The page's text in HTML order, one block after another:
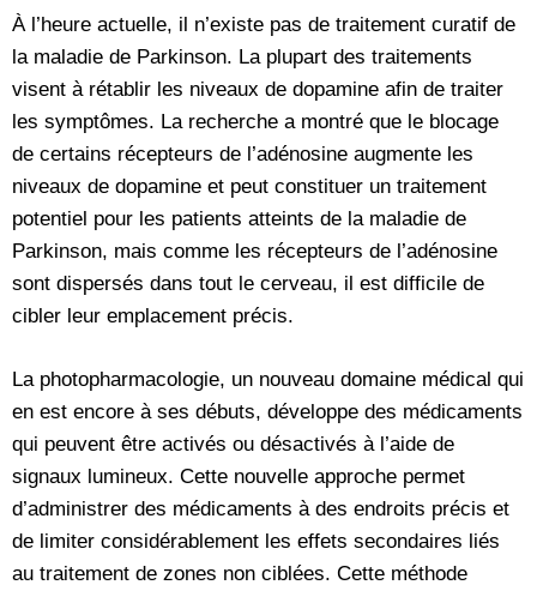
À l’heure actuelle, il n’existe pas de traitement curatif de
la maladie de Parkinson. La plupart des traitements
visent à rétablir les niveaux de dopamine afin de traiter
les symptômes. La recherche a montré que le blocage
de certains récepteurs de l’adénosine augmente les
niveaux de dopamine et peut constituer un traitement
potentiel pour les patients atteints de la maladie de
Parkinson, mais comme les récepteurs de l’adénosine
sont dispersés dans tout le cerveau, il est difficile de
cibler leur emplacement précis.
La photopharmacologie, un nouveau domaine médical qui
en est encore à ses débuts, développe des médicaments
qui peuvent être activés ou désactivés à l’aide de
signaux lumineux. Cette nouvelle approche permet
d’administrer des médicaments à des endroits précis et
de limiter considérablement les effets secondaires liés
au traitement de zones non ciblées. Cette méthode